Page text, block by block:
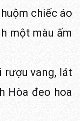
chiếc áo
một màu ấm
rượu vang, lát
Hòa đeo hoa